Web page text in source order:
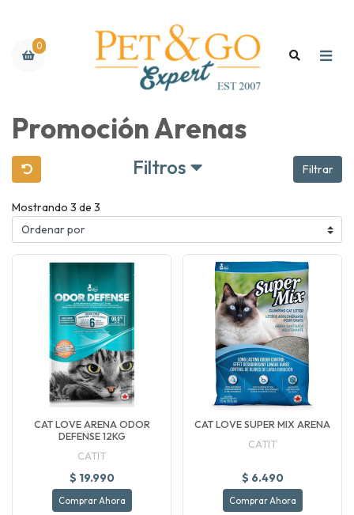
0
Promoción Arenas
Filtros Filtrar
Mostrando 3 de 3
CAT LOVE ARENA ODOR
DEFENSE 12KG
CATIT
$ 19.990
Comprar Ahora
CAT LOVE SUPER MIX ARENA
CATIT
$ 6.490
Comprar Ahora